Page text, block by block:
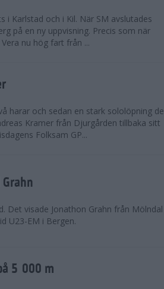
i Karlstad och i Kil. När SM avslutades
på en ny uppvisning. Precis som när
nu hög fart från ...
harar och sedan en stark sololöpning de
Kramer från Djurgården tillbaka sitt
Folksam GP...
Det visade Jonathon Grahn från Mölndal
U23-EM i Bergen.
5 000 m